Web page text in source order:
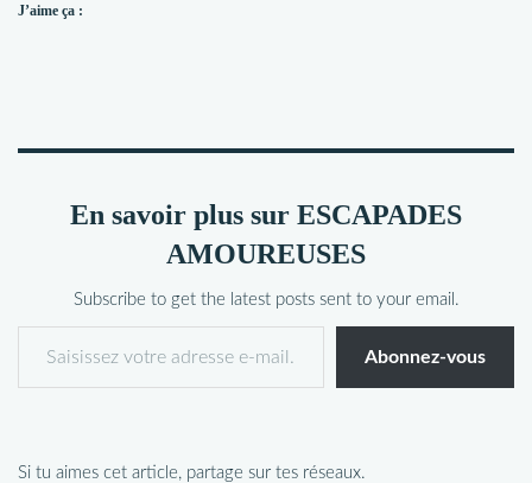
J’aime ça :
En savoir plus sur ESCAPADES
AMOUREUSES
Subscribe to get the latest posts sent to your email.
Abonnez-vous
Si tu aimes cet article, partage sur tes réseaux.